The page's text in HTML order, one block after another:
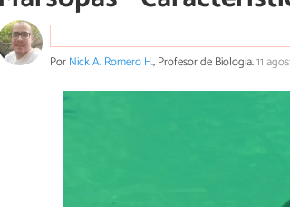
PorNick A. Romero H., Profesor de Biología.11